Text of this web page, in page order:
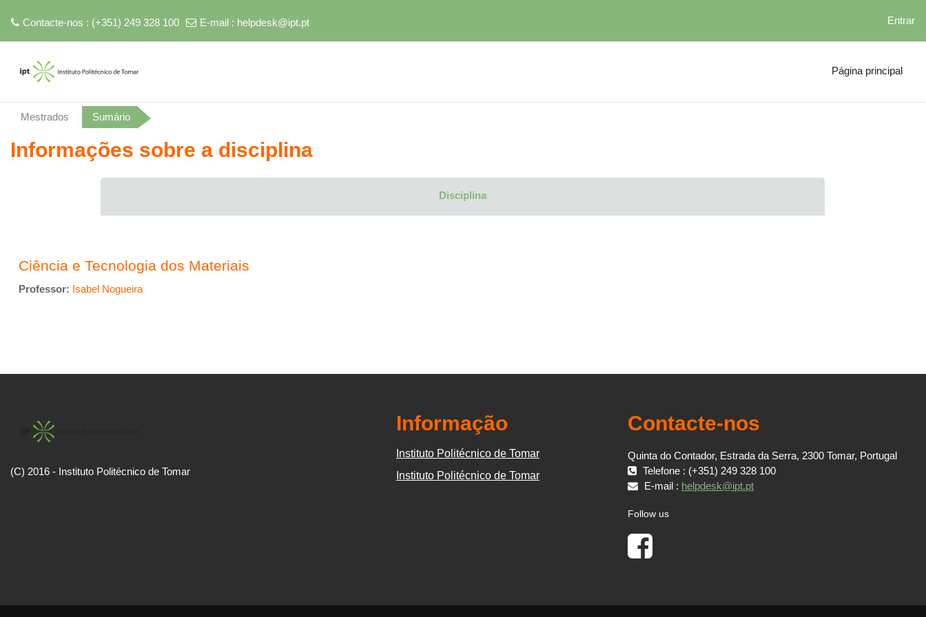
Contacte-nos : (+351) 249 328 100 E-mail : helpdesk@ipt.pt Entrar
Página principal
Mestrados Sumário
Informações sobre a disciplina
Disciplina
Ciência e Tecnologia dos Materiais
Professor: Isabel Nogueira
(C) 2016 - Instituto Politécnico de Tomar
Informação
Instituto Politécnico de Tomar
Instituto Politécnico de Tomar
Contacte-nos
Quinta do Contador, Estrada da Serra, 2300 Tomar, Portugal
Telefone : (+351) 249 328 100
E-mail : helpdesk@ipt.pt
Follow us